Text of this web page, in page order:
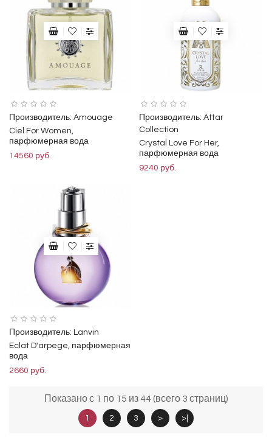
Производитель: Amouage
Ciel For Women,
парфюмерная вода
14560 руб.
Производитель: Attar
Collection
Crystal Love For Her,
парфюмерная вода
9240 руб.
Производитель: Lanvin
Eclat D'arpege, парфюмерная
вода
2660 руб.
Показано с 1 по 15 из 44 (всего 3 страниц)
1 2 3 > >|